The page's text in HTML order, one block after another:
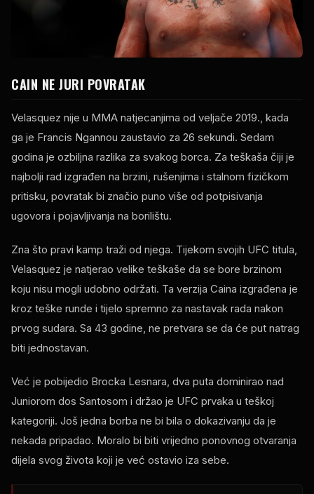
CAIN NE JURI POVRATAK
Velasquez nije u MMA natjecanjima od veljače 2019., kada
ga je Francis Ngannou zaustavio za 26 sekundi. Sedam
godina je ozbiljna razlika za svakog borca. Za teškaša čiji je
najbolji rad izgrađen na brzini, rušenjima i stalnom fizičkom
pritisku, povratak bi značio puno više od potpisivanja
ugovora i pojavljivanja na borilištu.
Zna što pravi kamp traži od njega. Tijekom svojih UFC titula,
Velasquez je natjerao velike teškaše da se bore brzinom
koju nisu mogli udobno održati. Ta verzija Caina izgrađena je
kroz teške runde i tijelo spremno za nastavak rada nakon
prvog sudara. Sa 43 godine, ne pretvara se da će put natrag
biti jednostavan.
Već je pobijedio Brocka Lesnara, dva puta dominirao nad
Juniorom dos Santosom i držao je UFC prvaka u teškoj
kategoriji. Još jedna borba ne bi bila o dokazivanju da je
nekada pripadao. Moralo bi biti vrijedno ponovnog otvaranja
dijela svog života koji je već ostavio iza sebe.